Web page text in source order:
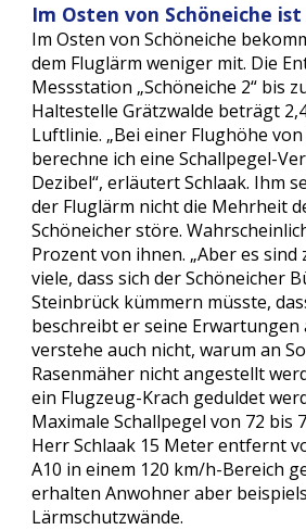
Im Osten von Schöneiche
Im Osten von Schöneiche
dem Fluglärm weniger mit. Die
Messstation „Schöneiche 2“ bis
Haltestelle Grätzwalde beträgt
Luftlinie. „Bei einer Flughöhe
berechne ich eine Schallpegel-
Dezibel“, erläutert Schlaak. Ihm
der Fluglärm nicht die Mehrheit
Schöneicher störe.
Prozent von ihnen. „Aber es sind
viele, dass sich der Schöneicher
Steinbrück kümmern müsste,
beschreibt er seine Erwartungen
verstehe auch nicht, warum an
Rasenmäher nicht angestellt
ein Flugzeug-Krach geduldet
Maximale Schallpegel von 72 bis
Herr Schlaak 15 Meter entfernt
A10 in einem 120 km/h-Bereich
erhalten Anwohner aber
Lärmschutzwände.